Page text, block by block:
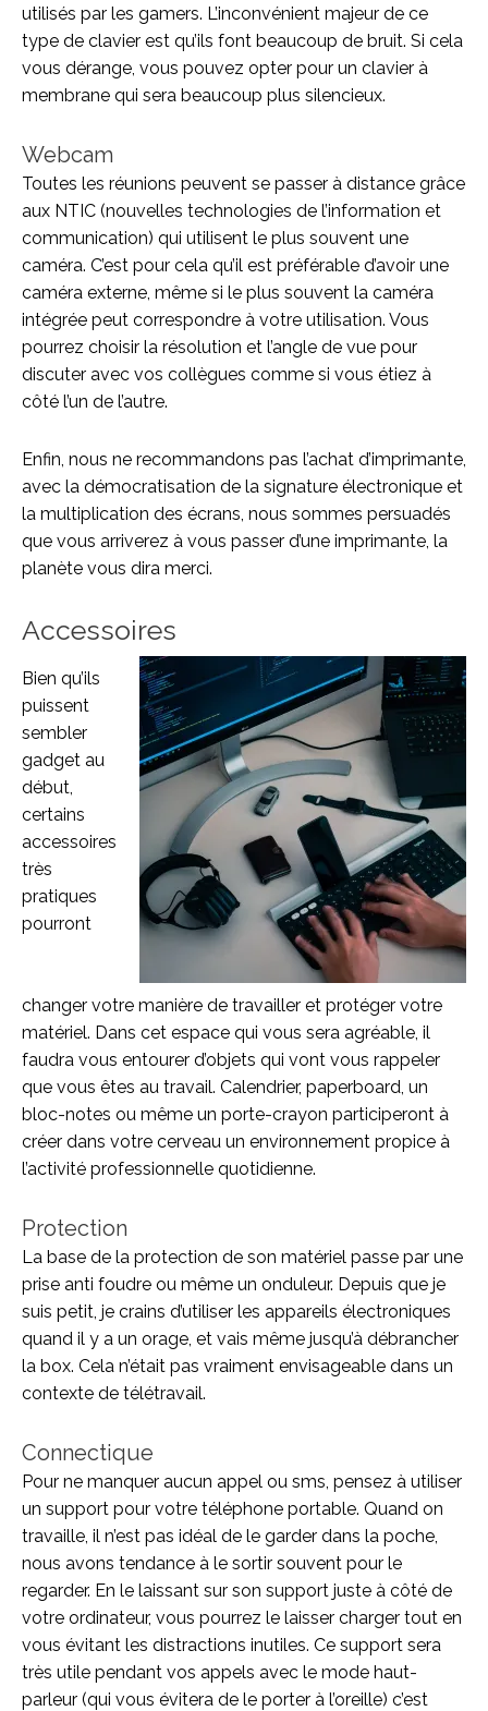
utilisés par les gamers. L’inconvénient majeur de ce
type de clavier est qu’ils font beaucoup de bruit. Si cela
vous dérange, vous pouvez opter pour un clavier à
membrane qui sera beaucoup plus silencieux.
Webcam
Toutes les réunions peuvent se passer à distance grâce
aux NTIC (nouvelles technologies de l’information et
communication) qui utilisent le plus souvent une
caméra. C’est pour cela qu’il est préférable d’avoir une
caméra externe, même si le plus souvent la caméra
intégrée peut correspondre à votre utilisation. Vous
pourrez choisir la résolution et l’angle de vue pour
discuter avec vos collègues comme si vous étiez à
côté l’un de l’autre.
Enfin, nous ne recommandons pas l’achat d’imprimante,
avec la démocratisation de la signature électronique et
la multiplication des écrans, nous sommes persuadés
que vous arriverez à vous passer d’une imprimante, la
planète vous dira merci.
Accessoires
Bien qu’ils
puissent
sembler
gadget au
début,
certains
accessoires
très
pratiques
pourront
changer votre manière de travailler et protéger votre
matériel. Dans cet espace qui vous sera agréable, il
faudra vous entourer d’objets qui vont vous rappeler
que vous êtes au travail. Calendrier, paperboard, un
bloc-notes ou même un porte-crayon participeront à
créer dans votre cerveau un environnement propice à
l’activité professionnelle quotidienne.
Protection
La base de la protection de son matériel passe par une
prise anti foudre ou même un onduleur. Depuis que je
suis petit, je crains d’utiliser les appareils électroniques
quand il y a un orage, et vais même jusqu’à débrancher
la box. Cela n’était pas vraiment envisageable dans un
contexte de télétravail.
Connectique
Pour ne manquer aucun appel ou sms, pensez à utiliser
un support pour votre téléphone portable. Quand on
travaille, il n’est pas idéal de le garder dans la poche,
nous avons tendance à le sortir souvent pour le
regarder. En le laissant sur son support juste à côté de
votre ordinateur, vous pourrez le laisser charger tout en
vous évitant les distractions inutiles. Ce support sera
très utile pendant vos appels avec le mode haut-
parleur (qui vous évitera de le porter à l’oreille) c’est